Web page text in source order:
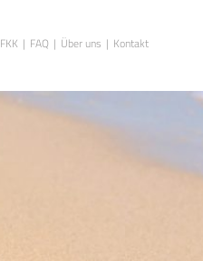
FKK FAQ Über uns Kontakt